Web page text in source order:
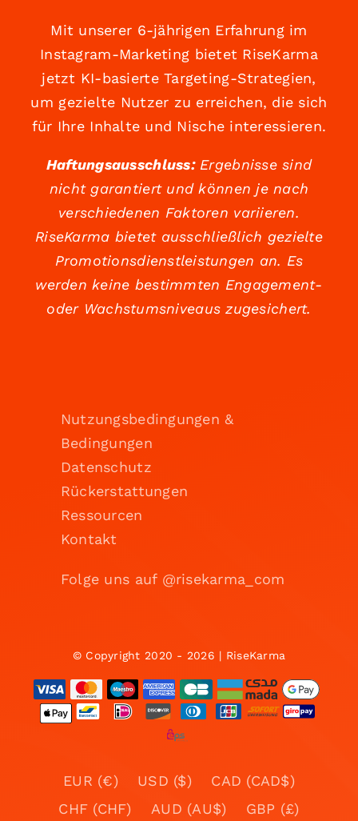
Mit unserer 6-jährigen Erfahrung im
Instagram-Marketing bietet RiseKarma
jetzt KI-basierte Targeting-Strategien,
um gezielte Nutzer zu erreichen, die sich
für Ihre Inhalte und Nische interessieren.
Haftungsausschluss:Ergebnisse sind
nicht garantiert und können je nach
verschiedenen Faktoren variieren.
RiseKarma bietet ausschließlich gezielte
Promotionsdienstleistungen an. Es
werden keine bestimmten Engagement-
oder Wachstumsniveaus zugesichert.
Nutzungsbedingungen &
Bedingungen
Datenschutz
Rückerstattungen
Ressourcen
Kontakt
Folge uns auf @risekarma_com
© Copyright 2020 - 2026 | RiseKarma
EUR (€) USD ($)
CAD (CAD$)
CHF (CHF)
AUD (AU$)
GBP (£)